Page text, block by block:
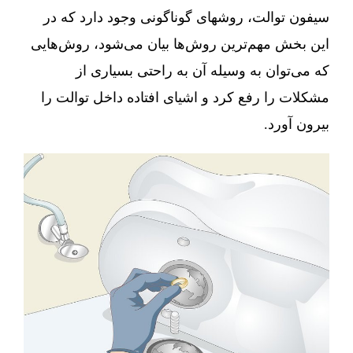
سیفون توالت، روشهای گوناگونی وجود دارد که در
این بخش مهم‌ترین روش‌ها بیان می‌شود، روش‌هایی
که می‌توان به وسیله آن به راحتی بسیاری از
مشکلات را رفع کرد و اشیای افتاده داخل توالت را
بیرون آورد.